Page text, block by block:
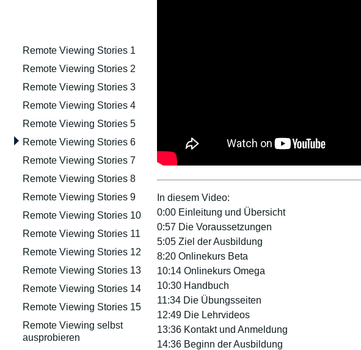
Remote Viewing Stories 1
Remote Viewing Stories 2
Remote Viewing Stories 3
Remote Viewing Stories 4
Remote Viewing Stories 5
Remote Viewing Stories 6
Remote Viewing Stories 7
Remote Viewing Stories 8
Remote Viewing Stories 9
Remote Viewing Stories 10
Remote Viewing Stories 11
Remote Viewing Stories 12
Remote Viewing Stories 13
Remote Viewing Stories 14
Remote Viewing Stories 15
Remote Viewing selbst
ausprobieren
In diesem Video:
0:00 Einleitung und Übersicht
0:57 Die Voraussetzungen
5:05 Ziel der Ausbildung
8:20 Onlinekurs Beta
10:14 Onlinekurs Omega
10:30 Handbuch
11:34 Die Übungsseiten
12:49 Die Lehrvideos
13:36 Kontakt und Anmeldung
14:36 Beginn der Ausbildung